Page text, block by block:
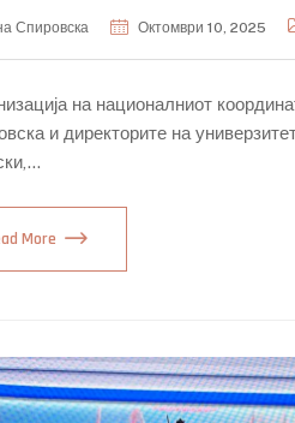
Спировска Октомври 10, 2025
на националниот
и директорите на
More